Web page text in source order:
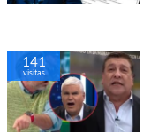
141
visitas